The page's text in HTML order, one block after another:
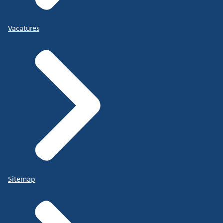
Vacatures
Sitemap